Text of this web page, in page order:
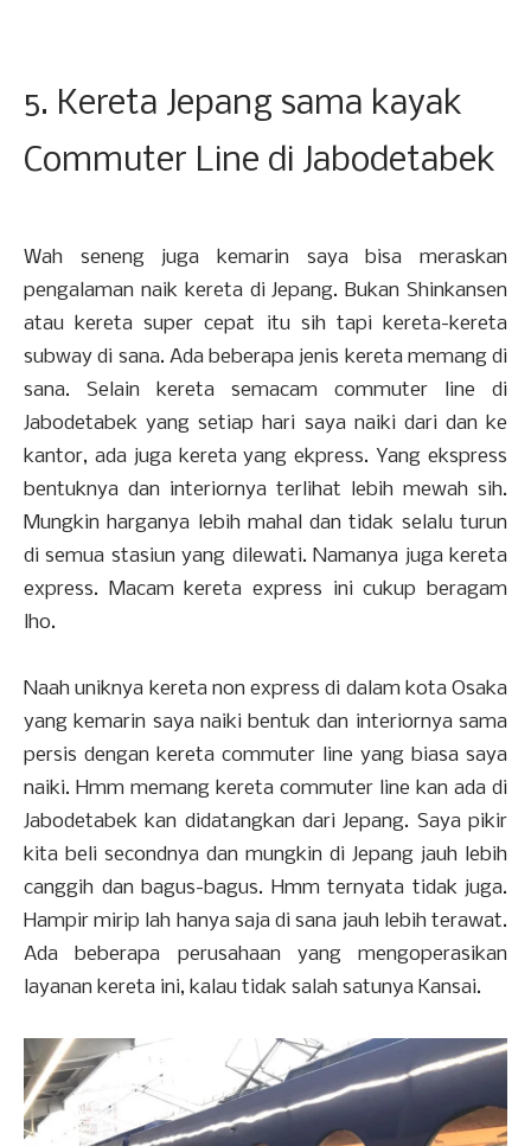
5. Kereta Jepang sama kayak
Commuter Line di Jabodetabek
Wah seneng juga kemarin saya bisa meraskan
pengalaman naik kereta di Jepang. Bukan Shinkansen
atau kereta super cepat itu sih tapi kereta-kereta
subway di sana. Ada beberapa jenis kereta memang di
sana. Selain kereta semacam commuter line di
Jabodetabek yang setiap hari saya naiki dari dan ke
kantor, ada juga kereta yang ekpress. Yang ekspress
bentuknya dan interiornya terlihat lebih mewah sih.
Mungkin harganya lebih mahal dan tidak selalu turun
di semua stasiun yang dilewati. Namanya juga kereta
express. Macam kereta express ini cukup beragam
lho.
Naah uniknya kereta non express di dalam kota Osaka
yang kemarin saya naiki bentuk dan interiornya sama
persis dengan kereta commuter line yang biasa saya
naiki. Hmm memang kereta commuter line kan ada di
Jabodetabek kan didatangkan dari Jepang. Saya pikir
kita beli secondnya dan mungkin di Jepang jauh lebih
canggih dan bagus-bagus. Hmm ternyata tidak juga.
Hampir mirip lah hanya saja di sana jauh lebih terawat.
Ada beberapa perusahaan yang mengoperasikan
layanan kereta ini, kalau tidak salah satunya Kansai.